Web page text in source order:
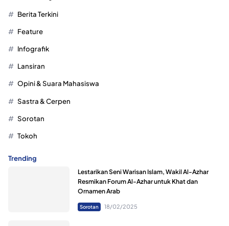
Berita Terkini
Feature
Infografik
Lansiran
Opini & Suara Mahasiswa
Sastra & Cerpen
Sorotan
Tokoh
Trending
Lestarikan Seni Warisan Islam, Wakil Al-Azhar
Resmikan Forum Al-Azhar untuk Khat dan
Ornamen Arab
Sorotan 18/02/2025